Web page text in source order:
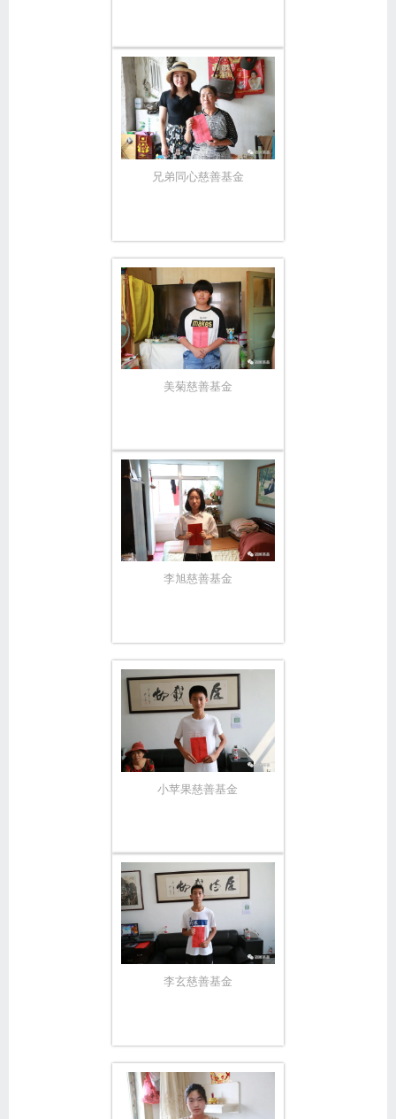
兄弟同心慈善基金
美菊慈善基金
李旭慈善基金
小苹果慈善基金
李玄慈善基金